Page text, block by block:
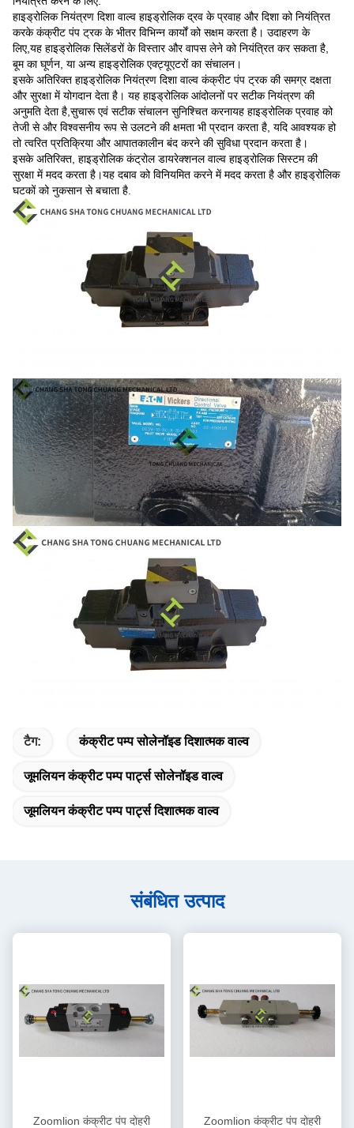
हाइड्रोलिक नियंत्रण दिशा वाल्व हाइड्रोलिक द्रव के प्रवाह और दिशा को नियंत्रित
करके कंक्रीट पंप ट्रक के भीतर विभिन्न कार्यों को सक्षम करता है। उदाहरण के
लिए,यह हाइड्रोलिक सिलेंडरों के विस्तार और वापस लेने को नियंत्रित कर सकता है,
बूम का घूर्णन, या अन्य हाइड्रोलिक एक्ट्यूएटरों का संचालन।
इसके अतिरिक्त हाइड्रोलिक नियंत्रण दिशा वाल्व कंक्रीट पंप ट्रक की समग्र दक्षता
और सुरक्षा में योगदान देता है। यह हाइड्रोलिक आंदोलनों पर सटीक नियंत्रण की
अनुमति देता है,सुचारू एवं सटीक संचालन सुनिश्चित करनायह हाइड्रोलिक प्रवाह को
तेजी से और विश्वसनीय रूप से उलटने की क्षमता भी प्रदान करता है, यदि आवश्यक हो
तो त्वरित प्रतिक्रिया और आपातकालीन बंद करने की सुविधा प्रदान करता है।
इसके अतिरिक्त, हाइड्रोलिक कंट्रोल डायरेक्शनल वाल्व हाइड्रोलिक सिस्टम की
सुरक्षा में मदद करता है।यह दबाव को विनियमित करने में मदद करता है और हाइड्रोलिक
घटकों को नुकसान से बचाता है.
टैग: कंक्रीट पम्प सोलेनॉइड दिशात्मक वाल्व
जूमलियन कंक्रीट पम्प पार्ट्स सोलेनॉइड वाल्व
जूमलियन कंक्रीट पम्प पार्ट्स दिशात्मक वाल्व
संबंधित उत्पाद
Zoomlion कंक्रीट पंप दोहरी
Zoomlion कंक्रीट पंप दोहरी